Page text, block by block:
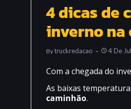
4 dicas de
inverno na
ByTruckredacao 4 De
Com a chegada do
As baixas
caminhão.